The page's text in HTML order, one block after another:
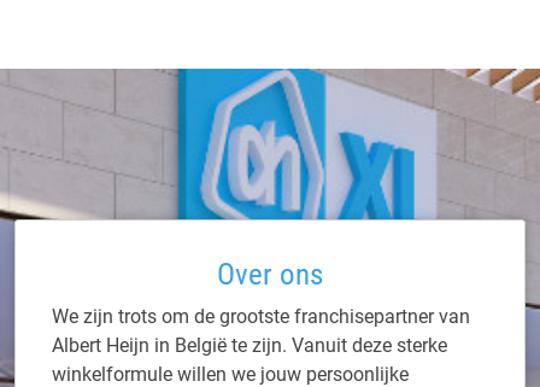
Over ons
We zijn trots om de grootste franchisepartner van
Albert Heijn in België te zijn. Vanuit deze sterke
winkelformule willen we jouw persoonlijke